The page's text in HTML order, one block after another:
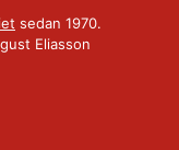
sedan 1970.
Eliasson